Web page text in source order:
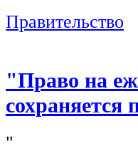
Правительство
"Право на
сохраняется
"